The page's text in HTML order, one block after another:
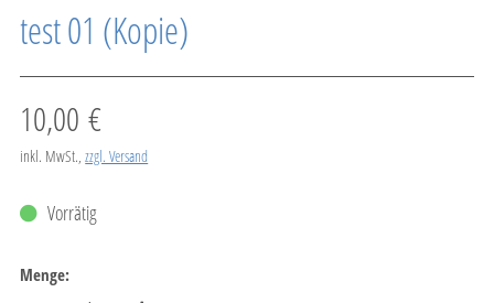
test 01 (Kopie)
Verkaufspreis: 10,00 €
10,00 €
inkl. MwSt.,zzgl. Versand
Vorrätig
Menge: